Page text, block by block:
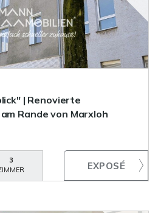
| Renovierte
Rande von Marxloh
3